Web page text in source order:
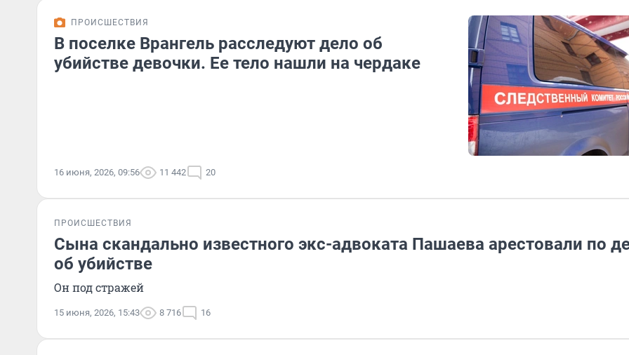
ПРОИСШЕСТВИЯ
В поселке Врангель расследуют дело об
убийстве девочки. Ее тело нашли на чердаке
16 июня, 2026, 09:56 11 442 20
ПРОИСШЕСТВИЯ
Сына скандально известного экс-адвоката Пашаева арестовали по
об убийстве
Он под стражей
15 июня, 2026, 15:43 8 716 16